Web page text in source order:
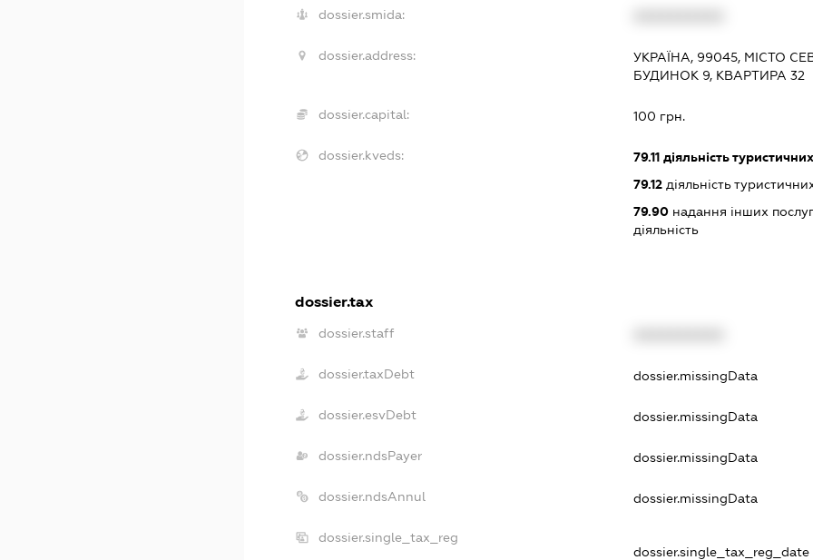
dossier.smida:
dossier.address:
УКРАЇНА, 99045, МІСТО
БУДИНОК 9, КВАРТИРА 32
dossier.capital: 100 грн.
dossier.kveds: 79.11діяльність
79.12діяльність
79.90надання інших
діяльність
dossier.tax
dossier.staff
dossier.taxDebt dossier.missingData
dossier.esvDebt dossier.missingData
dossier.ndsPayer dossier.missingData
dossier.ndsAnnul dossier.missingData
dossier.single_tax_reg
dossier.single_tax_reg_date -